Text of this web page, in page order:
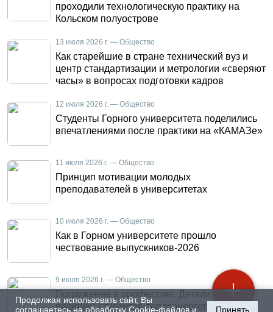
Продолжая использовать сайт, Вы
соглашаетесь на обработку Cookie-файлов и
Принять
проходили технологическую практику на
Кольском полуострове
13 июля 2026 г. — Общество
Как старейшие в стране технический вуз и
центр стандартизации и метрологии «сверяют
часы» в вопросах подготовки кадров
12 июля 2026 г. — Общество
Студенты Горного университета поделились
впечатлениями после практики на «КАМАЗе»
11 июля 2026 г. — Общество
Принцип мотивации молодых
преподавателей в университетах
10 июля 2026 г. — Общество
Как в Горном университете прошло
чествование выпускников-2026
9 июля 2026 г. — Общество
Погружение в профессию. Детали летней
практики студентов-теплоэнергетиков